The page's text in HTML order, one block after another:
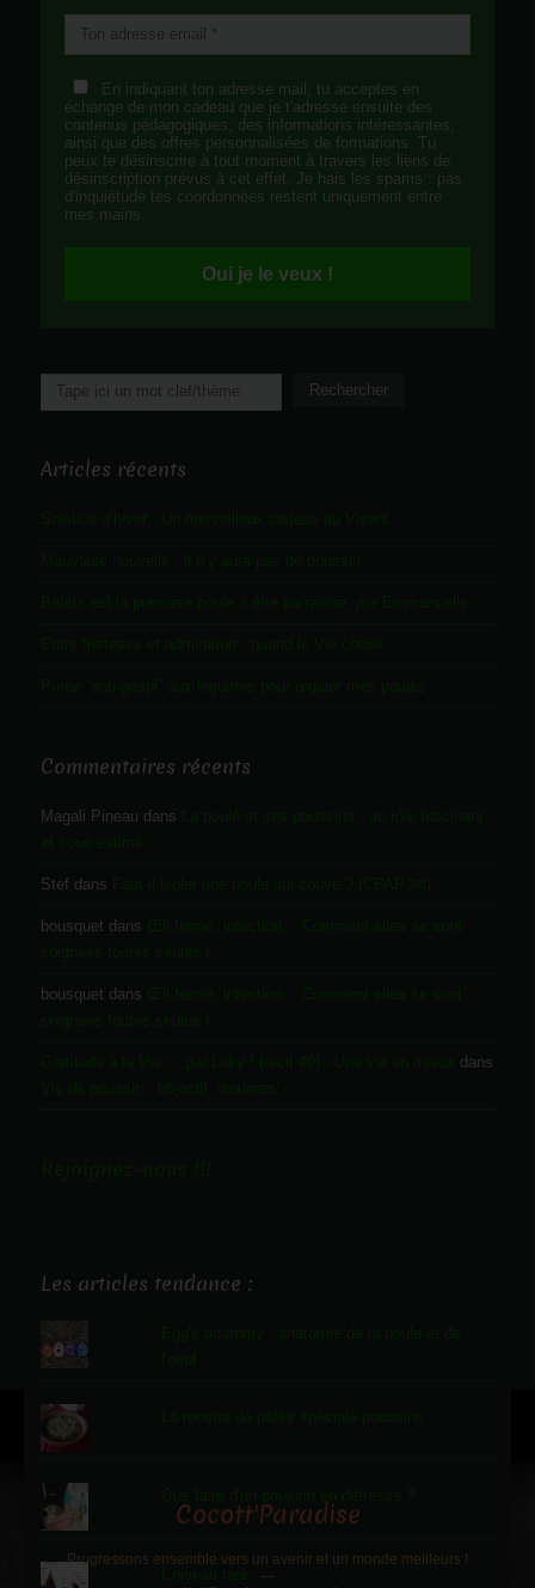
En indiquant ton adresse mail, tu acceptes en
échange de mon cadeau que je t'adresse ensuite des
contenus pédagogiques, des informations intéressantes,
ainsi que des offres personnalisées de formations. Tu
peux te désinscrire à tout moment à travers les liens de
désinscription prévus à cet effet. Je hais les spams : pas
d'inquiétude tes coordonnées restent uniquement entre
mes mains.
Oui je le veux !
Rechercher Rechercher
Articles récents
Commentaires récents
Magali Pineau dans
Stef dans
bousquet dans
bousquet dans
dans
Les articles tendance :
Cocott'Paradise
Progressons ensemble vers un avenir et un monde meilleurs !
---